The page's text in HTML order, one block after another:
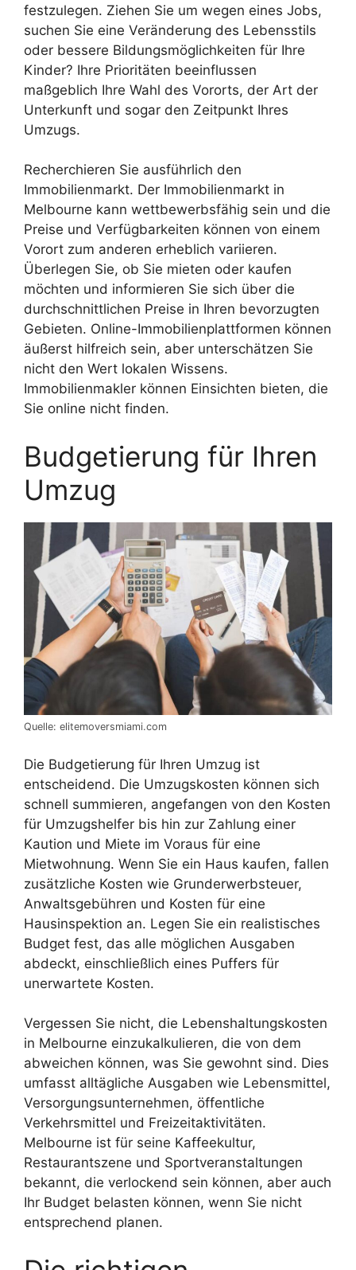
festzulegen. Ziehen Sie um wegen eines Jobs,
suchen Sie eine Veränderung des Lebensstils
oder bessere Bildungsmöglichkeiten für Ihre
Kinder? Ihre Prioritäten beeinflussen
maßgeblich Ihre Wahl des Vororts, der Art der
Unterkunft und sogar den Zeitpunkt Ihres
Umzugs.
Recherchieren Sie ausführlich den
Immobilienmarkt. Der Immobilienmarkt in
Melbourne kann wettbewerbsfähig sein und die
Preise und Verfügbarkeiten können von einem
Vorort zum anderen erheblich variieren.
Überlegen Sie, ob Sie mieten oder kaufen
möchten und informieren Sie sich über die
durchschnittlichen Preise in Ihren bevorzugten
Gebieten. Online-Immobilienplattformen können
äußerst hilfreich sein, aber unterschätzen Sie
nicht den Wert lokalen Wissens.
Immobilienmakler können Einsichten bieten, die
Sie online nicht finden.
Budgetierung für Ihren
Umzug
Quelle: elitemoversmiami.com
Die Budgetierung für Ihren Umzug ist
entscheidend. Die Umzugskosten können sich
schnell summieren, angefangen von den Kosten
für Umzugshelfer bis hin zur Zahlung einer
Kaution und Miete im Voraus für eine
Mietwohnung. Wenn Sie ein Haus kaufen, fallen
zusätzliche Kosten wie Grunderwerbsteuer,
Anwaltsgebühren und Kosten für eine
Hausinspektion an. Legen Sie ein realistisches
Budget fest, das alle möglichen Ausgaben
abdeckt, einschließlich eines Puffers für
unerwartete Kosten.
Vergessen Sie nicht, die Lebenshaltungskosten
in Melbourne einzukalkulieren, die von dem
abweichen können, was Sie gewohnt sind. Dies
umfasst alltägliche Ausgaben wie Lebensmittel,
Versorgungsunternehmen, öffentliche
Verkehrsmittel und Freizeitaktivitäten.
Melbourne ist für seine Kaffeekultur,
Restaurantszene und Sportveranstaltungen
bekannt, die verlockend sein können, aber auch
Ihr Budget belasten können, wenn Sie nicht
entsprechend planen.